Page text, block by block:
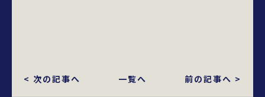
< 次の記事へ 一覧へ 前の記事へ >